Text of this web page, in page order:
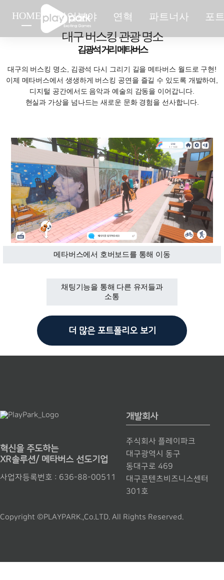
HOME 사업분야 연혁 파트너사 포
대구 버스킹 관광 명소
김광석 거리 메타버스
대구의 버스킹 명소, 김광석 다시 그리기 길을 메타버스 월드로 구현!
이제 메타버스에서 생생하게 버스킹 공연을 즐길 수 있도록 개발하여,
디지털 공간에서도 음악과 예술의 감동을 이어갑니다.
현실과 가상을 넘나드는 새로운 문화 경험을 선사합니다.
메타버스에서 호버보드를 통해 이동
채팅기능을 통해 다른 유저들과
소통
더 많은 포트폴리오 보기
혁신을 주도하는
XR솔루션/ 메타버스 선도기업
사업자등록번호 : 636-88-00511
개발회사
주식회사 플레이파크
대구광역시 동구
동대구로 469
대구콘텐츠비즈니스센터
301호
Copyright ©PLAYPARK.,Co.LTD. All Rights Reserved.